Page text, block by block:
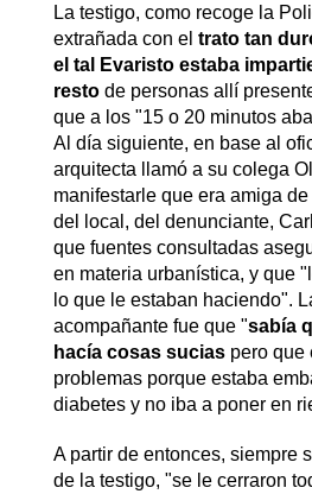
La testigo, como recoge la
extrañada con el trato tan
el tal Evaristo estaba
restode personas allí
que a los "15 o 20 minutos
Al día siguiente, en base al
arquitecta llamó a su colega
manifestarle que era amiga
del local, del denunciante,
que fuentes consultadas
en materia urbanística, y que
lo que le estaban haciendo".
acompañante fue que "sabía
hacía cosas suciaspero que
problemas porque estaba
diabetes y no iba a poner en
A partir de entonces, siempre
de la testigo, "se le cerraron